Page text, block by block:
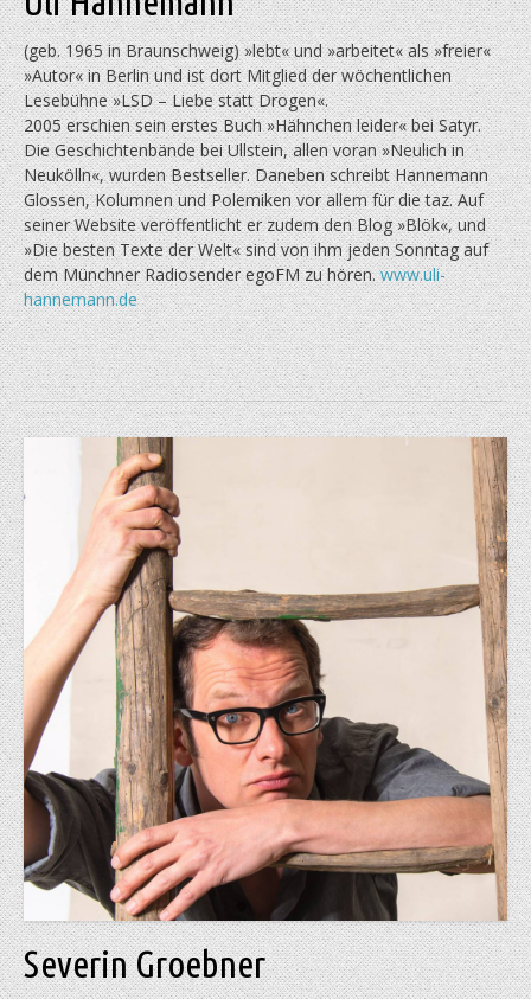
(geb. 1965 in Braunschweig) »lebt« und »arbeitet« als »freier«
»Autor« in Berlin und ist dort Mitglied der wöchentlichen
Lesebühne »LSD – Liebe statt Drogen«.
2005 erschien sein erstes Buch »Hähnchen leider« bei Satyr.
Die Geschichtenbände bei Ullstein, allen voran »Neulich in
Neukölln«, wurden Bestseller. Daneben schreibt Hannemann
Glossen, Kolumnen und Polemiken vor allem für die taz. Auf
seiner Website veröffentlicht er zudem den Blog »Blök«, und
»Die besten Texte der Welt« sind von ihm jeden Sonntag auf
dem Münchner Radiosender egoFM zu hören.www.uli-
hannemann.de
Severin Groebner